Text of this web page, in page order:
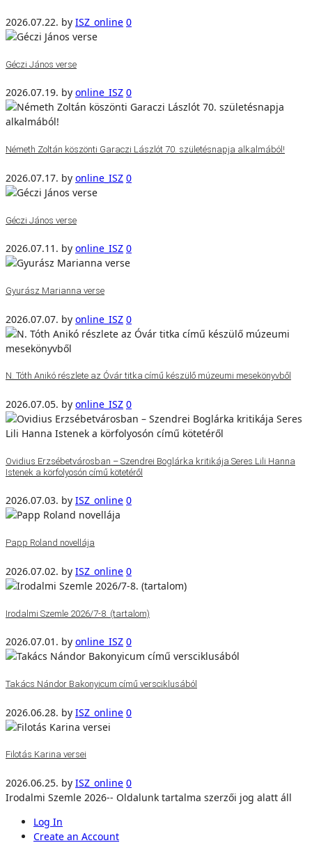
2026.07.22. by ISZ_online 0
Géczi János verse
2026.07.19. by online_ISZ 0
Németh Zoltán köszönti Garaczi Lászlót 70. születésnapja alkalmából!
2026.07.17. by online_ISZ 0
Géczi János verse
2026.07.11. by online_ISZ 0
Gyurász Marianna verse
2026.07.07. by online_ISZ 0
N. Tóth Anikó részlete az Óvár titka című készülő múzeumi mesekönyvből
2026.07.05. by online_ISZ 0
Ovidius Erzsébetvárosban – Szendrei Boglárka kritikája Seres Lili Hanna
Istenek a körfolyosón című kötetéről
2026.07.03. by ISZ_online 0
Papp Roland novellája
2026.07.02. by ISZ_online 0
Irodalmi Szemle 2026/7-8. (tartalom)
2026.07.01. by online_ISZ 0
Takács Nándor Bakonyicum című versciklusából
2026.06.28. by ISZ_online 0
Filotás Karina versei
2026.06.25. by ISZ_online 0
Irodalmi Szemle 2026-- Oldalunk tartalma szerzői jog alatt áll
Log In
Create an Account